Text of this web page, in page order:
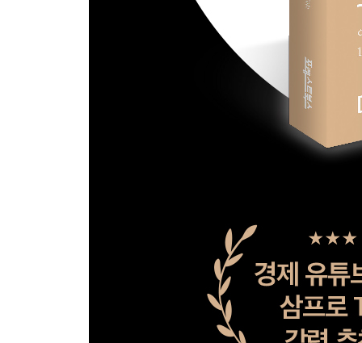
시장 움직임에 따른 지수 ETF 매매
HTS 검색 기능 활용과 OPEN API